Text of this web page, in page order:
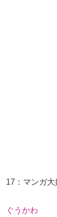
17 ： マンガ
ぐうかわ